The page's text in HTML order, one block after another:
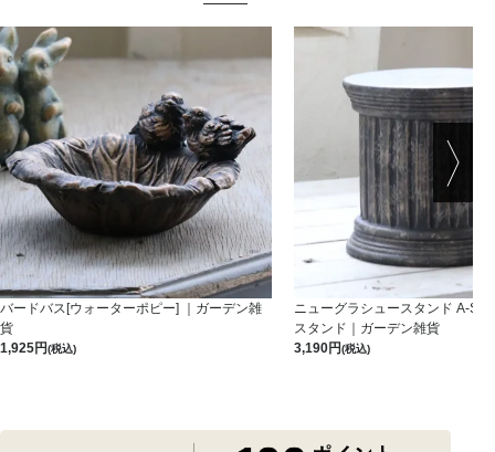
バードバス[ウォーターポピー] ｜ガーデン雑
貨
1,925
(税込)
ニューグラシュースタンド A-S-
スタンド｜ガーデン雑貨
3,190
(税込)